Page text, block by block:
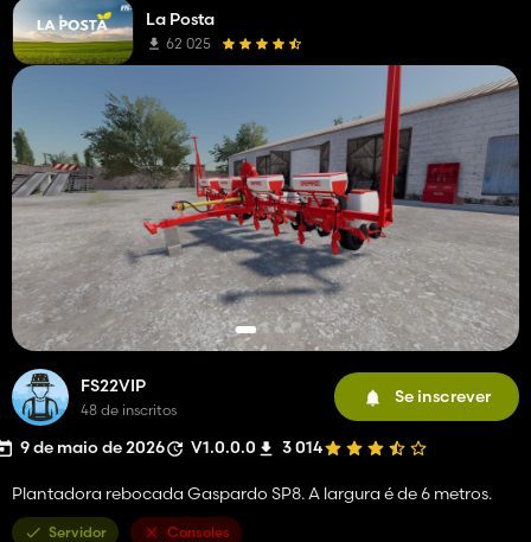
FS22VIP
48 de inscritos
Se inscrever
9 de maio de 2026 V1.0.0.0 3 014
Plantadora rebocada Gaspardo SP8. A largura é de 6 metros.
Servidor Consoles
La Posta
62 025